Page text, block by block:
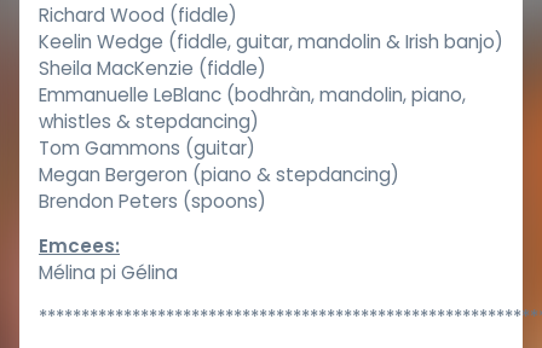
Richard Wood (fiddle)
Keelin Wedge (fiddle, guitar, mandolin & Irish banjo)
Sheila MacKenzie (fiddle)
Emmanuelle LeBlanc (bodhràn, mandolin, piano,
whistles & stepdancing)
Tom Gammons (guitar)
Megan Bergeron (piano & stepdancing)
Brendon Peters (spoons)
Emcees:
Mélina pi Gélina